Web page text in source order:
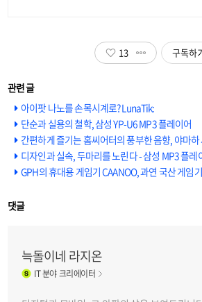
13 구독하
아이팟 나노를 손목시계로? LunaTik:
단순과 실용의 철학, 삼성 YP-U6 MP3 플레이어
간편하게 즐기는 홈씨어터의 풍부한 음향, 야마하
디자인과 실속, 두마리를 노린다 - 삼성 MP3 플레
GPH의 휴대용 게임기 CAANOO, 과연 국산 게임
댓글
늑돌이네 라지온
IT분야 크리에이터